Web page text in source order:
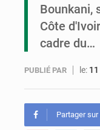
Bounkani,
Côte
cadre du…
PUBLIÉ PAR le:
Partager